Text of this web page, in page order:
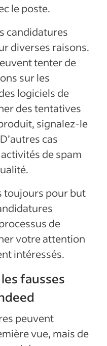
le poste.
candidatures
diverses raisons.
tenter de
sur les
logiciels de
des tentatives
signalez-le
cas
de spam
toujours pour but
de
votre attention
intéressés.
fausses
peuvent
vue, mais de